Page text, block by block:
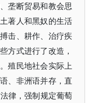
垄断贸易和教会思
著人和黑奴的生活
击、耕作、治疗疾
方式进行了改造，
殖民地社会实际上
、非洲语并存，直
律，强制规定葡萄